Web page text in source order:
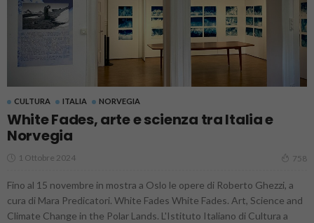
CULTURA ITALIA NORVEGIA
White Fades, arte e scienza tra Italia e
Norvegia
1 Ottobre 2024 758
Fino al 15 novembre in mostra a Oslo le opere di Roberto Ghezzi, a
cura di Mara Predicatori. White Fades White Fades. Art, Science and
Climate Change in the Polar Lands. L'Istituto Italiano di Cultura a